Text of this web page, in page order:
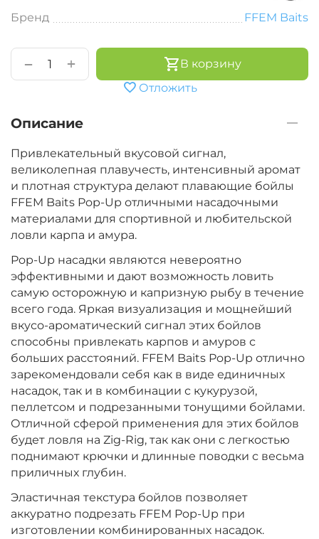
Бренд
FFEM Baits
+
−
В корзину
Отложить
Описание
Привлекательный вкусовой сигнал,
великолепная плавучесть, интенсивный аромат
и плотная структура делают плавающие бойлы
FFEM Baits Pop-Up отличными насадочными
материалами для спортивной и любительской
ловли карпа и амура.
Pop-Up насадки являются невероятно
эффективными и дают возможность ловить
самую осторожную и капризную рыбу в течение
всего года. Яркая визуализация и мощнейший
вкусо-ароматический сигнал этих бойлов
способны привлекать карпов и амуров с
больших расстояний. FFEM Baits Pop-Up отлично
зарекомендовали себя как в виде единичных
насадок, так и в комбинации с кукурузой,
пеллетсом и подрезанными тонущими бойлами.
Отличной сферой применения для этих бойлов
будет ловля на Zig-Rig, так как они с легкостью
поднимают крючки и длинные поводки с весьма
приличных глубин.
Эластичная текстура бойлов позволяет
аккуратно подрезать FFEM Pop-Up при
изготовлении комбинированных насадок.